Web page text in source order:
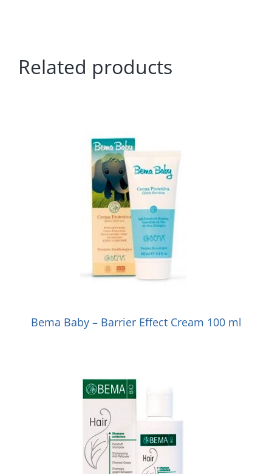
Related products
Bema Baby – Barrier Effect Cream 100 ml